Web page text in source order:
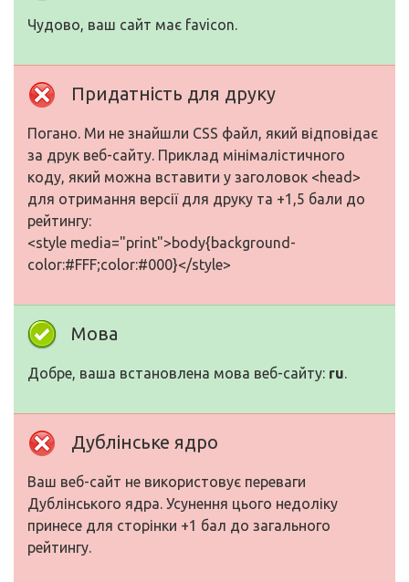
Чудово, ваш сайт має favicon.
Придатність для друку
Погано. Ми не знайшли CSS файл, який відповідає
за друк веб-сайту. Приклад мінімалістичного
коду, який можна вставити у заголовок <head>
для отримання версії для друку та +1,5 бали до
рейтингу:
<style media="print">body{background-
color:#FFF;color:#000}</style>
Мова
Добре, ваша встановлена мова веб-сайту: ru.
Дублінське ядро
Ваш веб-сайт не використовує переваги
Дублінського ядра. Усунення цього недоліку
принесе для сторінки +1 бал до загального
рейтингу.